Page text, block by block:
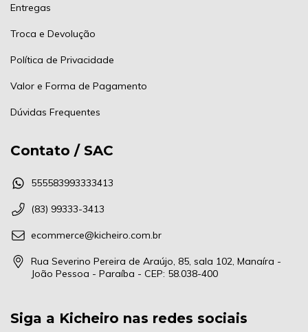
Entregas
Troca e Devolução
Política de Privacidade
Valor e Forma de Pagamento
Dúvidas Frequentes
Contato / SAC
555583993333413
(83) 99333-3413
ecommerce@kicheiro.com.br
Rua Severino Pereira de Araújo, 85, sala 102, Manaíra -
João Pessoa - Paraíba - CEP: 58.038-400
Siga a Kicheiro nas redes sociais